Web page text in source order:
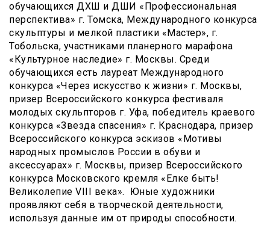
обучающихся ДХШ и ДШИ «Профессиональная
перспектива» г. Томска, Международного конкурса
скульптуры и мелкой пластики «Мастер», г.
Тобольска, участниками планерного марафона
«Культурное наследие» г. Москвы. Среди
обучающихся есть лауреат Международного
конкурса «Через искусство к жизни» г. Москвы,
призер Всероссийского конкурса фестиваля
молодых скульпторов г. Уфа, победитель краевого
конкурса «Звезда спасения» г. Краснодара, призер
Всероссийского конкурса эскизов «Мотивы
народных промыслов России в обуви и
аксессуарах» г. Москвы, призер Всероссийского
конкурса Московского кремля «Елке быть!
Великолепие VIII века». Юные художники
проявляют себя в творческой деятельности,
используя данные им от природы способности.